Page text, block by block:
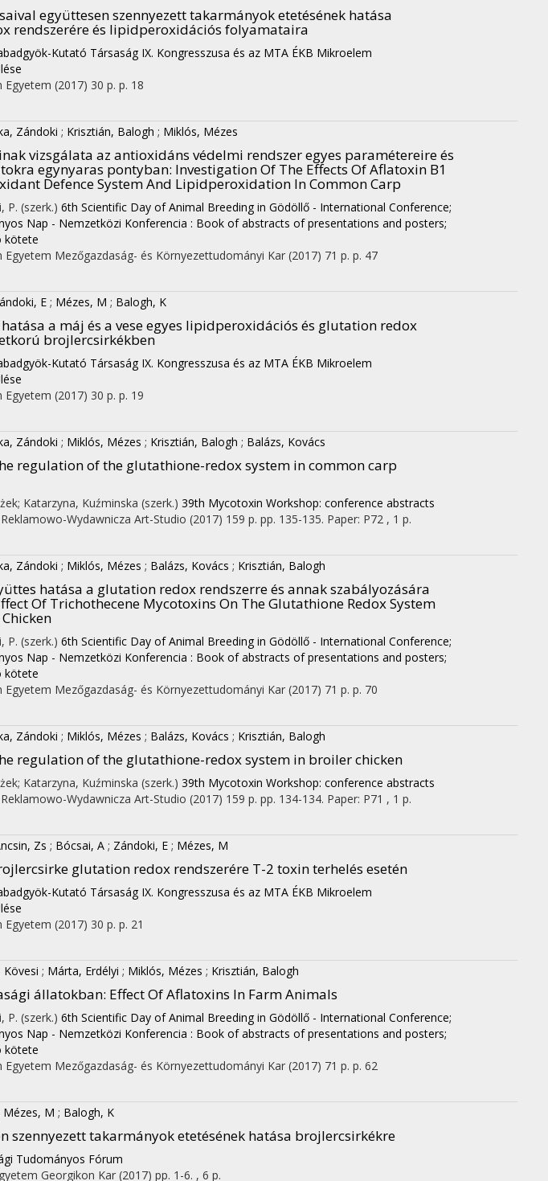
együttesen szennyezett takarmányok etetésének hatása
rendszerére és lipidperoxidációs folyamataira
Kutató Társaság IX. Kongresszusa és az MTA ÉKB Mikroelem
Egyetem (2017) 30 p. p. 18
Zándoki ; Krisztián, Balogh ; Miklós, Mézes
vizsgálata az antioxidáns védelmi rendszer egyes paramétereire és
egynyaras pontyban: Investigation Of The Effects Of Aflatoxin B1
Defence System And Lipidperoxidation In Common Carp
P. (szerk.) 6th Scientific Day of Animal Breeding in Gödöllő - International Conference;
Nap - Nemzetközi Konferencia : Book of abstracts of presentations and posters;
kötete
Egyetem Mezőgazdaság- és Környezettudományi Kar (2017) 71 p. p. 47
E ; Mézes, M ; Balogh, K
a máj és a vese egyes lipidperoxidációs és glutation redox
brojlercsirkékben
Kutató Társaság IX. Kongresszusa és az MTA ÉKB Mikroelem
Egyetem (2017) 30 p. p. 19
Zándoki ; Miklós, Mézes ; Krisztián, Balogh ; Balázs, Kovács
regulation of the glutathione-redox system in common carp
Katarzyna, Kuźminska (szerk.) 39th Mycotoxin Workshop: conference abstracts
Wydawnicza Art-Studio (2017) 159 p. pp. 135-135. Paper: P72 , 1 p.
Zándoki ; Miklós, Mézes ; Balázs, Kovács ; Krisztián, Balogh
hatása a glutation redox rendszerre és annak szabályozására
Of Trichothecene Mycotoxins On The Glutathione Redox System
P. (szerk.) 6th Scientific Day of Animal Breeding in Gödöllő - International Conference;
Nap - Nemzetközi Konferencia : Book of abstracts of presentations and posters;
kötete
Egyetem Mezőgazdaság- és Környezettudományi Kar (2017) 71 p. p. 70
Zándoki ; Miklós, Mézes ; Balázs, Kovács ; Krisztián, Balogh
regulation of the glutathione-redox system in broiler chicken
Katarzyna, Kuźminska (szerk.) 39th Mycotoxin Workshop: conference abstracts
Wydawnicza Art-Studio (2017) 159 p. pp. 134-134. Paper: P71 , 1 p.
Zs ; Bócsai, A ; Zándoki, E ; Mézes, M
glutation redox rendszerére T-2 toxin terhelés esetén
Kutató Társaság IX. Kongresszusa és az MTA ÉKB Mikroelem
Egyetem (2017) 30 p. p. 21
Kövesi ; Márta, Erdélyi ; Miklós, Mézes ; Krisztián, Balogh
állatokban: Effect Of Aflatoxins In Farm Animals
P. (szerk.) 6th Scientific Day of Animal Breeding in Gödöllő - International Conference;
Nap - Nemzetközi Konferencia : Book of abstracts of presentations and posters;
kötete
Egyetem Mezőgazdaság- és Környezettudományi Kar (2017) 71 p. p. 62
Mézes, M ; Balogh, K
szennyezett takarmányok etetésének hatása brojlercsirkékre
Tudományos Fórum
Georgikon Kar (2017) pp. 1-6. , 6 p.